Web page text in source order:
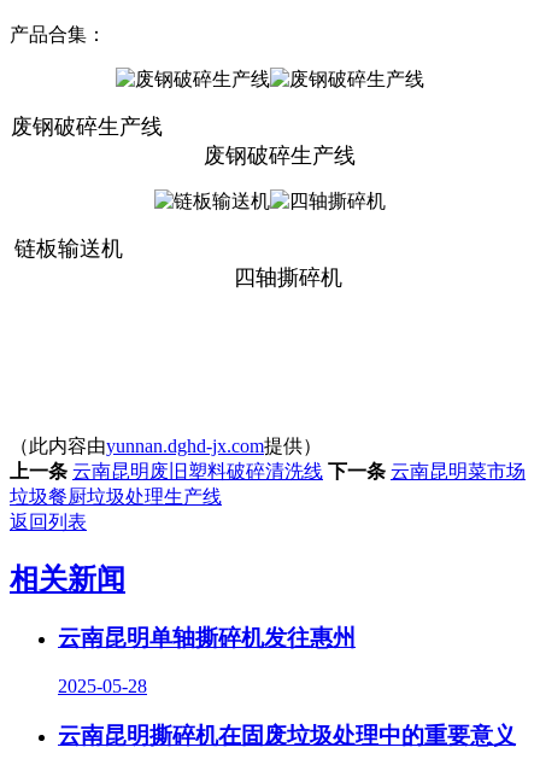
产品合集：
废钢破碎生产线
废钢破碎生产线
链板输送机
四轴撕碎机
（此内容由yunnan.dghd-jx.com提供）
上一条 云南昆明废旧塑料破碎清洗线 下一条 云南昆明菜市场
垃圾餐厨垃圾处理生产线
返回列表
相关新闻
云南昆明单轴撕碎机发往惠州
2025-05-28
云南昆明撕碎机在固废垃圾处理中的重要意义